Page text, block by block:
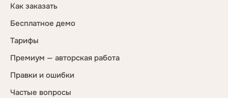
Как заказать
Бесплатное демо
Тарифы
Премиум — авторская работа
Правки и ошибки
Частые вопросы